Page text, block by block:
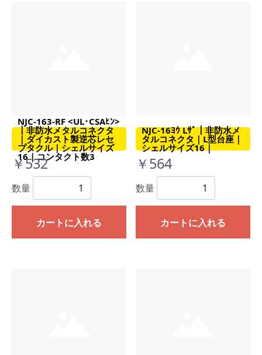
NJC-163-RF <UL･CSAﾋﾝ>
｜非防水メタルコネクタ
｜ダイカスト製逆芯レセ
プタクル｜シェルサイズ
16｜コンタクト数3
￥532
数量
カートに入れる
NJC-16ﾖｳ Lｻﾞ｜非防水メ
タルコネクタ｜L型台座｜
シェルサイズ16｜
￥564
数量
カートに入れる